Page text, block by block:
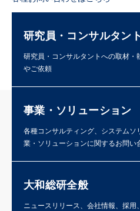
研究員・コンサルタント
研究員・コンサルタントへの取材・
やご依頼
事業・ソリューション
各種コンサルティング、システムソ
業・ソリューションに関するお問い
大和総研全般
ニュースリリース、会社情報、採用